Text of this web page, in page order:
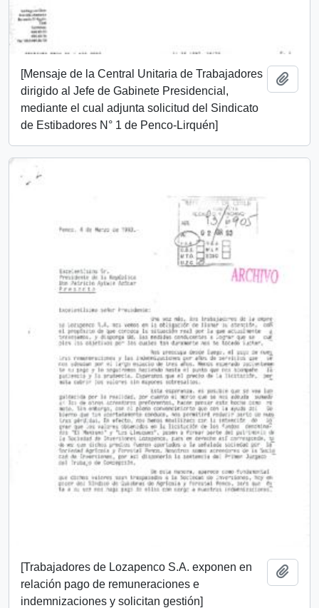
[Mensaje de la Central Unitaria de Trabajadores
dirigido al Jefe de Gabinete Presidencial,
mediante el cual adjunta solicitud del Sindicato
de Estibadores N° 1 de Penco-Lirquén]
[Trabajadores de Lozapenco S.A. exponen en
relación pago de remuneraciones e
indemnizaciones y solicitan gestión]